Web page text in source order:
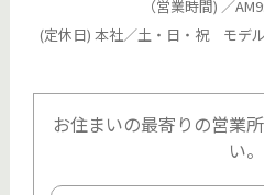
（営業時間) ／
(定休日) 本社／土・日・祝 モデ
お住まいの最寄りの営業
い。